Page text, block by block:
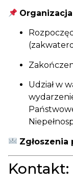
Udział w
Zgłoszenia
Kontakt: